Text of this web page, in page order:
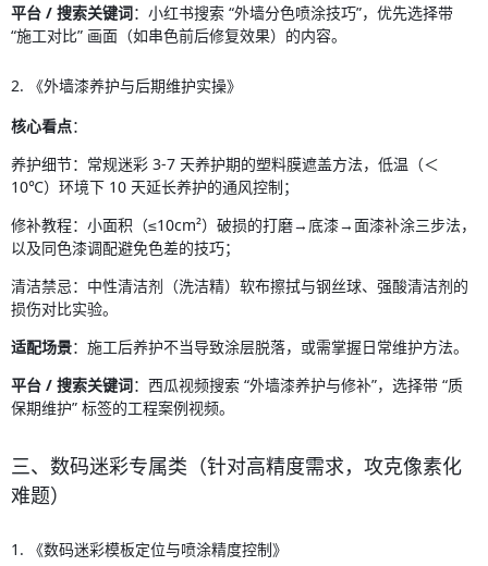
平台 / 搜索关键词：小红书搜索 “外墙分色喷涂技巧”，优先选择带
“施工对比” 画面（如串色前后修复效果）的内容。
2. 《外墙漆养护与后期维护实操》
核心看点：
养护细节：常规迷彩 3-7 天养护期的塑料膜遮盖方法，低温（＜
10℃）环境下 10 天延长养护的通风控制；
修补教程：小面积（≤10cm²）破损的打磨→底漆→面漆补涂三步法，
以及同色漆调配避免色差的技巧；
清洁禁忌：中性清洁剂（洗洁精）软布擦拭与钢丝球、强酸清洁剂的
损伤对比实验。
适配场景：施工后养护不当导致涂层脱落，或需掌握日常维护方法。
平台 / 搜索关键词：西瓜视频搜索 “外墙漆养护与修补”，选择带 “质
保期维护” 标签的工程案例视频。
三、数码迷彩专属类（针对高精度需求，攻克像素化
难题）
1. 《数码迷彩模板定位与喷涂精度控制》